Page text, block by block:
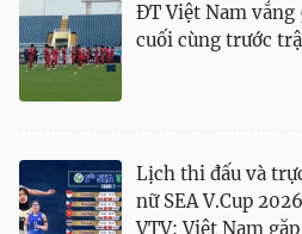
ĐT Việt Nam
cuối cùng trước
Lịch thi đấu và
nữ SEA V.Cup
VTV: Việt Nam